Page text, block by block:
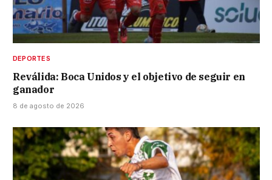
DEPORTES
Reválida: Boca Unidos y el objetivo de seguir en
ganador
8 de agosto de 2026